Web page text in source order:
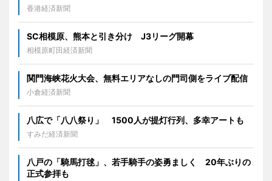
香港経済新聞
SC相模原、熊本と引き分け J3リーグ開幕
相模原町田経済新聞
関門海峡花火大会、無料エリアなしの門司側をライブ配信
小倉経済新聞
八広で「八八祭り」 1500人が提灯行列、多幸アートも
すみだ経済新聞
八戸の「騎馬打毬」、若手騎手の姿勇ましく 20年ぶりの
正式参拝も